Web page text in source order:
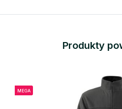
Produkty
MEGA